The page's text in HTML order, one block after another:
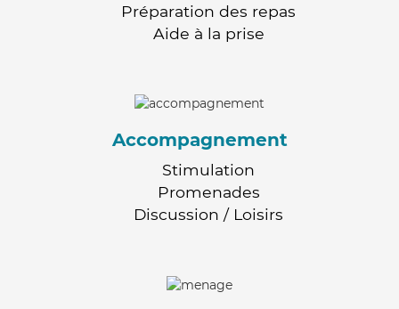
Préparation des repas
Aide à la prise
Accompagnement
Stimulation
Promenades
Discussion / Loisirs